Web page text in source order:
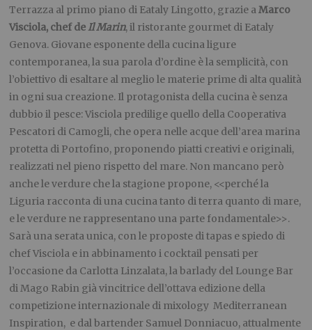
Terrazza al primo piano di Eataly Lingotto, grazie aMarco
Visciola, chef deIl Marin, il ristorante gourmet di Eataly
Genova. Giovane esponente della cucina ligure
contemporanea, la sua parola d’ordine è la semplicità, con
l’obiettivo di esaltare al meglio le materie prime di alta qualità
in ogni sua creazione. Il protagonista della cucina è senza
dubbio il pesce: Visciola predilige quello della Cooperativa
Pescatori di Camogli, che opera nelle acque dell’area marina
protetta di Portofino, proponendo piatti creativi e originali,
realizzati nel pieno rispetto del mare. Non mancano però
anche le verdure che la stagione propone, <<perché la
Liguria racconta di una cucina tanto di terra quanto di mare,
e le verdure ne rappresentano una parte fondamentale>>.
Sarà una serata unica, con le proposte di tapas e spiedo di
chef Visciola e in abbinamento i cocktail pensati per
l’occasione da Carlotta Linzalata, la barlady del Lounge Bar
di Mago Rabin già vincitrice dell’ottava edizione della
competizione internazionale di mixology Mediterranean
Inspiration, e dal bartender Samuel Donniacuo, attualmente